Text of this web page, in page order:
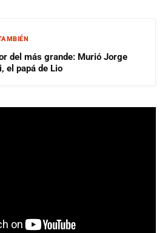
del más grande: Murió Jorge
el papá de Lio